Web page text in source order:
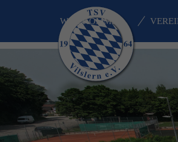
Login
Benutzername
Passwort
WILLKOMMEN